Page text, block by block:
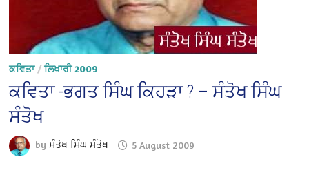
ਕਵਿਤਾ/ਲਿਖਾਰੀ 2009
ਕਵਿਤਾ -ਭਗਤ ਸਿੰਘ ਕਿਹੜਾ ? – ਸੰਤੋਖ ਸਿੰਘ
ਸੰਤੋਖ
byਸੰਤੋਖ ਸਿੰਘ ਸੰਤੋਖ 5 August 2009